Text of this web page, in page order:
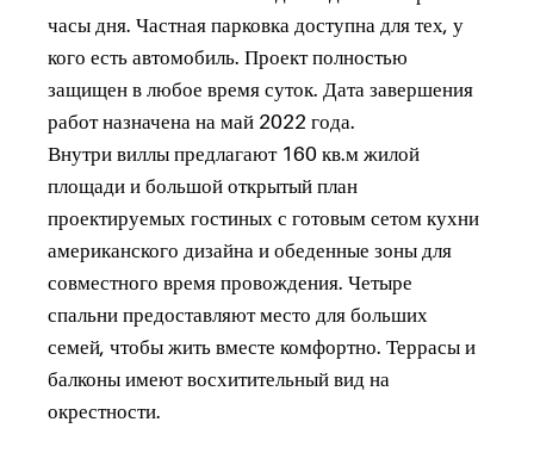
часы дня. Частная парковка доступна для тех, у
кого есть автомобиль. Проект полностью
защищен в любое время суток. Дата завершения
работ назначена на май 2022 года.
Внутри виллы предлагают 160 кв.м жилой
площади и большой открытый план
проектируемых гостиных с готовым сетом кухни
американского дизайна и обеденные зоны для
совместного время провождения. Четыре
спальни предоставляют место для больших
семей, чтобы жить вместе комфортно. Террасы и
балконы имеют восхитительный вид на
окрестности.